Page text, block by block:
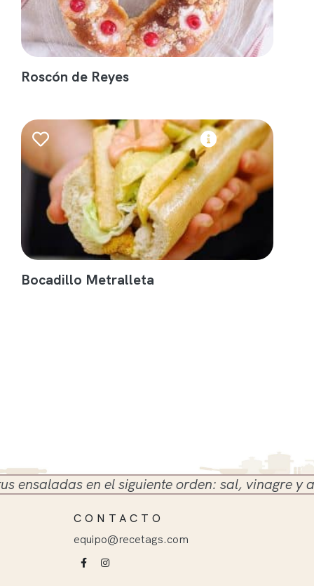
Roscón de Reyes
Bocadillo Metralleta
en el siguiente orden: sal, vinagre y aceite
CONTACTO
equipo@recetags.com